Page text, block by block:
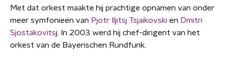
Met dat orkest maakte hij prachtige opnamen van onder
meer symfonieën van Pjotr Iljitsj Tsjaikovski en Dmitri
Sjostakovitsj. In 2003 werd hij chef-dirigent van het
orkest van de Bayerischen Rundfunk.